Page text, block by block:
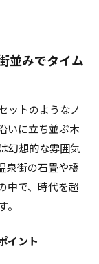
並みでタイム
ットのようなノ
いに立ち並ぶ木
幻想的な雰囲気
泉街の石畳や橋
中で、時代を超
イント